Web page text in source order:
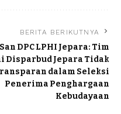
BERITA BERIKUTNYA
DPC LPHI Jepara: Tim
Disparbud Jepara Tidak
dalam Seleksi
Penerima Penghargaan
Kebudayaan